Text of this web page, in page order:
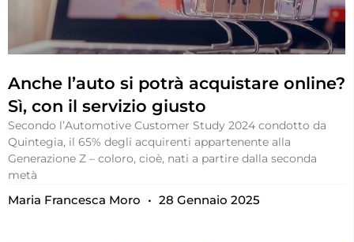
Anche l’auto si potrà acquistare online?
Sì, con il servizio giusto
Secondo l’Automotive Customer Study 2024 condotto da
Quintegia, il 65% degli acquirenti appartenente alla
Generazione Z – coloro, cioè, nati a partire dalla seconda
metà
Maria Francesca Moro 28 Gennaio 2025